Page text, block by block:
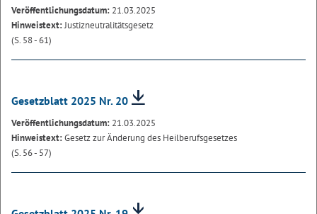
Veröffentlichungsdatum: 21.03.2025
Hinweistext:Justizneutralitätsgesetz
(S. 58 - 61)
Gesetzblatt 2025 Nr. 20
Veröffentlichungsdatum: 21.03.2025
Hinweistext:Gesetz zur Änderung des Heilberufsgesetzes
(S. 56 - 57)